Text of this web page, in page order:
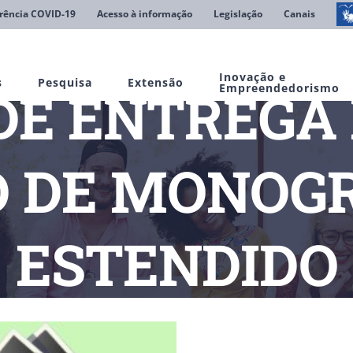
COVID-19 Acesso à informação Legislação Canais
Pesquisa Extensão Inovação e
Empreendedorismo
DE
ESTENDIDO